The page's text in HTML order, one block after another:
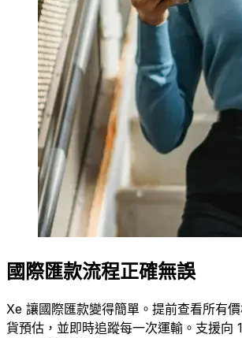
國際匯款流程正確無誤
Xe 讓國際匯款變得簡單。提前查看所有
貨預估，並即時追蹤每一次運輸。支援向